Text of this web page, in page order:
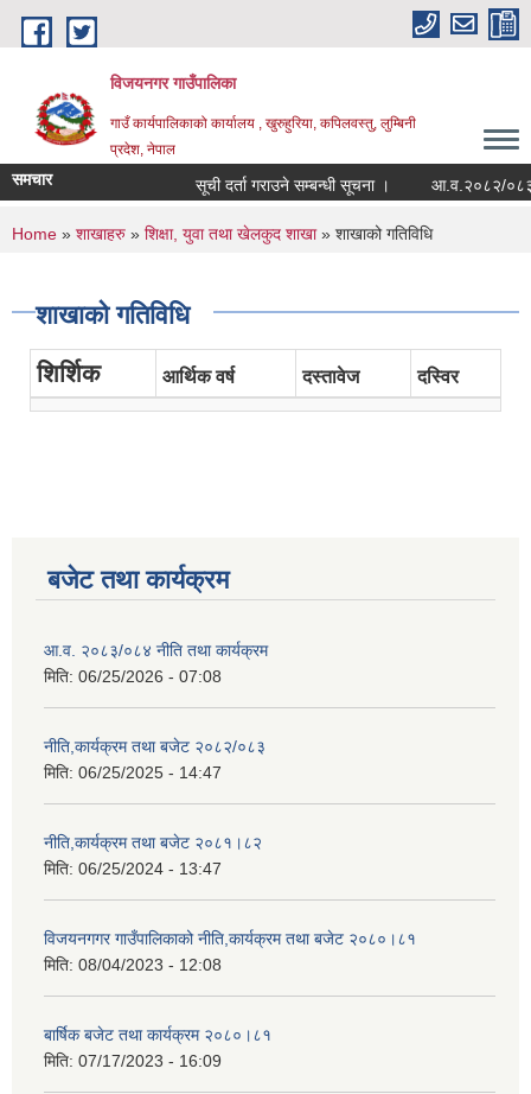
Skip to main content
विजयनगर गाउँपालिका
गाउँ कार्यपालिकाको कार्यालय , खुरुहुरिया, कपिलवस्तु, लुम्बिनी
प्रदेश, नेपाल
समचार सूची दर्ता गराउने सम्बन्धी सूचना । आ.व.२०८२/०८३मा
You are here
Home » शाखाहरु » शिक्षा, युवा तथा खेलकुद शाखा» शाखाको गतिविधि
शाखाको गतिविधि
शिर्शिक आर्थिक वर्ष दस्तावेज दस्विर
बजेट तथा कार्यक्रम
आ.व. २०८३/०८४ नीति तथा कार्यक्रम
मिति: 06/25/2026 - 07:08
नीति,कार्यक्रम तथा बजेट २०८२/०८३
मिति: 06/25/2025 - 14:47
नीति,कार्यक्रम तथा बजेट २०८१।८२
मिति: 06/25/2024 - 13:47
विजयनगगर गाउँपालिकाको नीति,कार्यक्रम तथा बजेट २०८०।८१
मिति: 08/04/2023 - 12:08
बार्षिक बजेट तथा कार्यक्रम २०८०।८१
मिति: 07/17/2023 - 16:09